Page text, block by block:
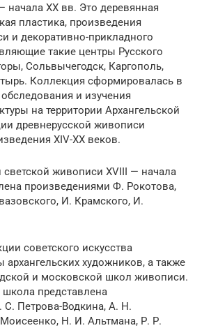
начала XX вв. Это деревянная
пластика, произведения
и декоративно-прикладного
такие центры Русского
Сольвычегодск, Каргополь,
Коллекция сформировалась в
и изучения
на территории Архангельской
древнерусской живописи
XIV-XХ веков.
светской живописи XVIII — начала
произведениями Ф. Рокотова,
И. Крамского, И.
советского искусства
художников, а также
и московской школ живописи.
школа представлена
Петрова-Водкина, А. Н.
Н. И. Альтмана, Р. Р.